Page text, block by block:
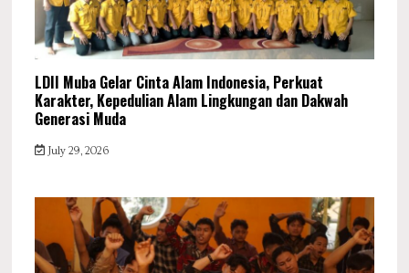
LDII Muba Gelar Cinta Alam Indonesia, Perkuat
Karakter, Kepedulian Alam Lingkungan dan Dakwah
Generasi Muda
July 29, 2026